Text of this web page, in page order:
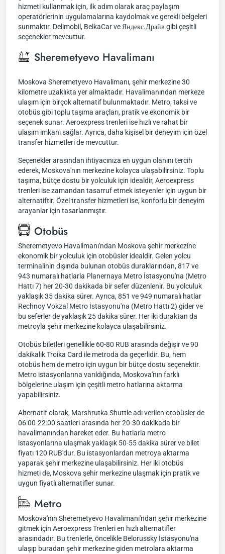
hizmeti kullanmak için, ilk adım olarak araç paylaşım
operatörlerinin uygulamalarına kaydolmak ve gerekli belgeleri
sunmaktır. Delimobil, BelkaCar ve Яндекс.Драйв gibi çeşitli
seçenekler mevcuttur.
Sheremetyevo Havalimanı
Moskova Sheremetyevo Havalimanı, şehir merkezine 30
kilometre uzaklıkta yer almaktadır. Havalimanından merkeze
ulaşım için birçok alternatif bulunmaktadır. Metro, taksi ve
otobüs gibi toplu taşıma araçları, pratik ve ekonomik bir
seçenek sunar. Aeroexpress trenleri ise hızlı ve rahat bir
ulaşım imkanı sağlar. Ayrıca, daha kişisel bir deneyim için özel
transfer hizmetleri de mevcuttur.
Seçenekler arasından ihtiyacınıza en uygun olanını tercih
ederek, Moskova'nın merkezine kolayca ulaşabilirsiniz. Toplu
taşıma, bütçe dostu bir yolculuk için idealdir, Aeroexpress
trenleri ise zamandan tasarruf etmek isteyenler için uygun bir
alternatiftir. Özel transfer hizmetleri ise, konforlu bir deneyim
arayanlar için tasarlanmıştır.
Otobüs
Sheremetyevo Havalimanı'ndan Moskova şehir merkezine
ekonomik bir yolculuk için otobüsler idealdir. Gelen yolcu
terminalinin dışında bulunan otobüs duraklarından, 817 ve
943 numaralı hatlarla Planernaya Metro İstasyonu'na (Metro
Hattı 7) her 20-30 dakikada bir sefer düzenlenir. Bu yolculuk
yaklaşık 35 dakika sürer. Ayrıca, 851 ve 949 numaralı hatlar
Rechnoy Vokzal Metro İstasyonu'na (Metro Hattı 2) gider ve
bu seferler de yaklaşık 25 dakika sürer. Her iki duraktan da
metroyla şehir merkezine kolayca ulaşabilirsiniz.
Otobüs biletleri genellikle 60-80 RUB arasında değişir ve 90
dakikalık Troika Card ile metroda da geçerlidir. Bu, hem
otobüs hem de metro için uygun bir bütçe dostu seçenektir.
Metro istasyonlarına varıldığında, Moskova'nın farklı
bölgelerine ulaşım için çeşitli metro hatlarına aktarma
yapabilirsiniz.
Alternatif olarak, Marshrutka Shuttle adı verilen otobüsler de
06:00-22:00 saatleri arasında her 20-30 dakikada bir
havalimanından hareket eder. Bu hatlarla metro
istasyonlarına ulaşmak yaklaşık 50-55 dakika sürer ve bilet
fiyatı 120 RUB'dur. Bu istasyonlardan metroya aktarma
yaparak şehir merkezine ulaşabilirsiniz. Her iki otobüs
hizmeti de, Moskova şehir merkezine ulaşmak için pratik ve
uygun fiyatlı alternatifler sunar.
Metro
Moskova'nın Sheremetyevo Havalimanı'ndan şehir merkezine
gitmek için Aeroexpress Trenleri en hızlı alternatifler
arasındadır. Bu trenlerle, öncelikle Belorussky İstasyonu'na
ulaşıp buradan şehir merkezine giden metrolara aktarma